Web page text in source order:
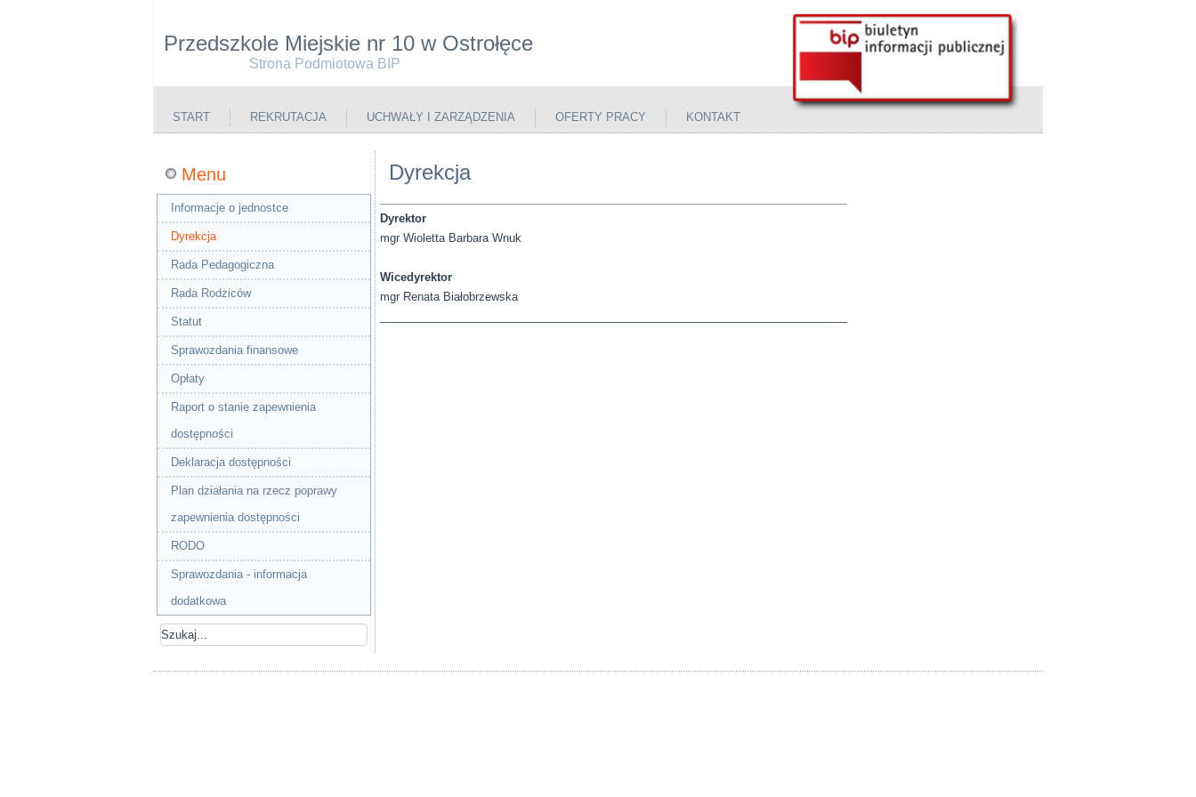
Przedszkole Miejskie nr 10 w Ostrołęce
Strona Podmiotowa BIP
START REKRUTACJA UCHWAŁY I ZARZĄDZENIA OFERTY PRACY KONTAKT
Menu
Informacje o jednostce
Dyrekcja
Rada Pedagogiczna
Rada Rodziców
Statut
Sprawozdania finansowe
Opłaty
Raport o stanie zapewnienia
dostępności
Deklaracja dostępności
Plan działania na rzecz poprawy
zapewnienia dostępności
RODO
Sprawozdania - informacja
dodatkowa
Dyrekcja
Dyrektor
mgr Wioletta Barbara Wnuk
Wicedyrektor
mgr Renata Białobrzewska